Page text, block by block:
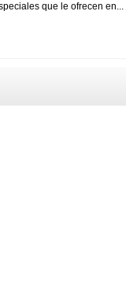
que le ofrecen en...